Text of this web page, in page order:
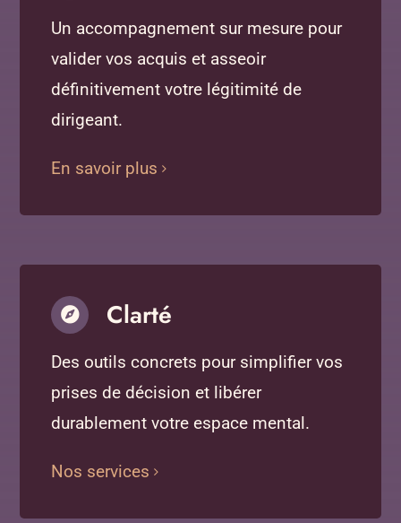
Un accompagnement sur mesure pour
valider vos acquis et asseoir
définitivement votre légitimité de
dirigeant.
En savoir plus
Clarté
Des outils concrets pour simplifier vos
prises de décision et libérer
durablement votre espace mental.
Nos services